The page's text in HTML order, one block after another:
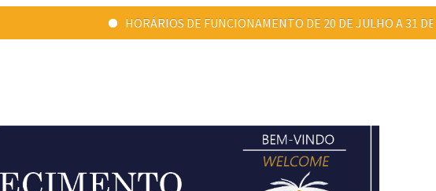
HORÁRIOS DE FUNCIONAMENTO DE 20 DE JULHO A 31 DE AGOSTO: Ponta